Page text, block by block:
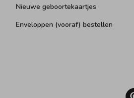
Nieuwe geboortekaartjes
Enveloppen (vooraf) bestellen